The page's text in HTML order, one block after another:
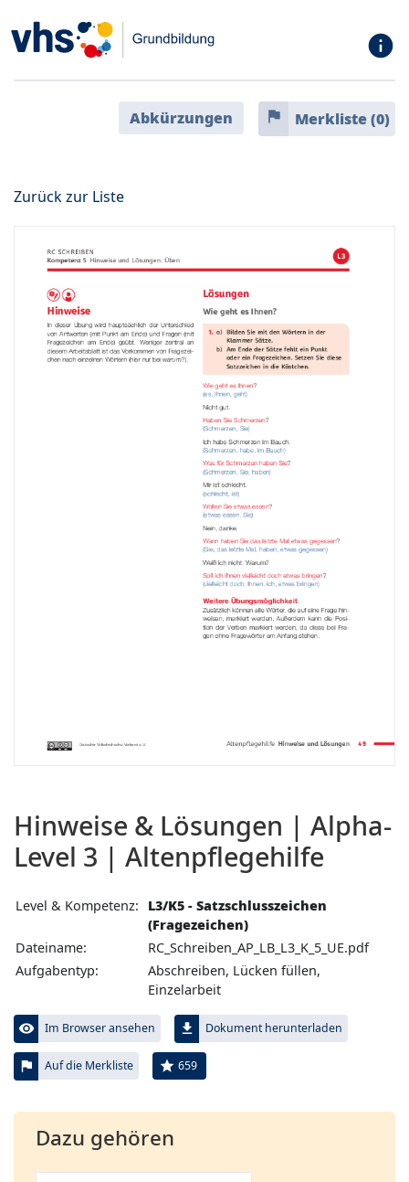
info
Abkürzungen flag Merkliste (0)
Zurück zur Liste
Hinweise & Lösungen | Alpha-
Level 3 | Altenpflegehilfe
Level & Kompetenz:
L3/K5 - Satzschlusszeichen
(Fragezeichen)
Dateiname:
RC_Schreiben_AP_LB_L3_K_5_UE.pdf
Aufgabentyp:
Abschreiben, Lücken füllen,
Einzelarbeit
visibility Im Browser ansehen file_download Dokument herunterladen
flag Auf die Merkliste star 659
Dazu gehören